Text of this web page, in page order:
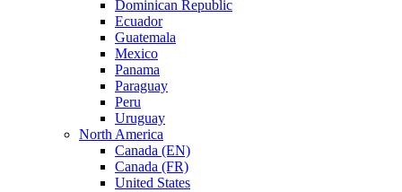
Dominican Republic
Ecuador
Guatemala
Mexico
Panama
Paraguay
Peru
Uruguay
North America
Canada (EN)
Canada (FR)
United States